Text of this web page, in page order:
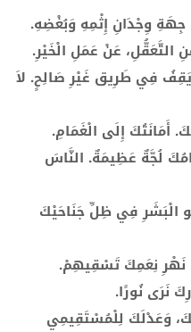
وِجْدَانِ إِثْمِهِ وَبُغْضِهِ.
عَنْ عَمَلِ الْخَيْرِ.
فِي طَرِيق غَيْرِ صَالِحٍ. لاَ
أَمَانَتُكَ إِلَى الْغَمَامِ.
لُجَّةٌ عَظِيمَةٌ. النَّاسَ
الْبَشَرِ فِي ظِلِّ جَنَاحَيْكَ
نَهْرِ نِعَمِكَ تَسْقِيهِمْ.
نَرَى نُورًا.
وَعَدْلَكَ لِلْمُسْتَقِيمِي